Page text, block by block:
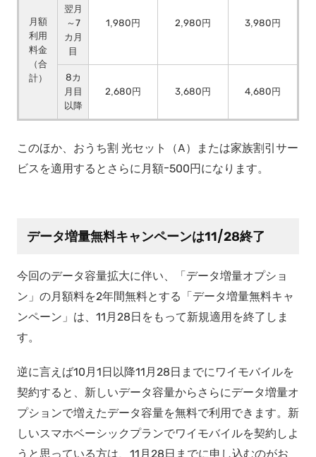
月額
利用
料金
（合
計）
翌月
～7
カ月
目
1,980円 2,980円 3,980円
8カ
月目
以降
2,680円 3,680円 4,680円
このほか、おうち割 光セット（A）または家族割引サー
ビスを適用するとさらに月額-500円になります。
データ増量無料キャンペーンは11/28終了
今回のデータ容量拡大に伴い、「データ増量オプショ
ン」の月額料を2年間無料とする「データ増量無料キャ
ンペーン」は、11月28日をもって新規適用を終了しま
す。
逆に言えば10月1日以降11月28日までにワイモバイルを
契約すると、新しいデータ容量からさらにデータ増量オ
プションで増えたデータ容量を無料で利用できます。新
しいスマホベーシックプランでワイモバイルを契約しよ